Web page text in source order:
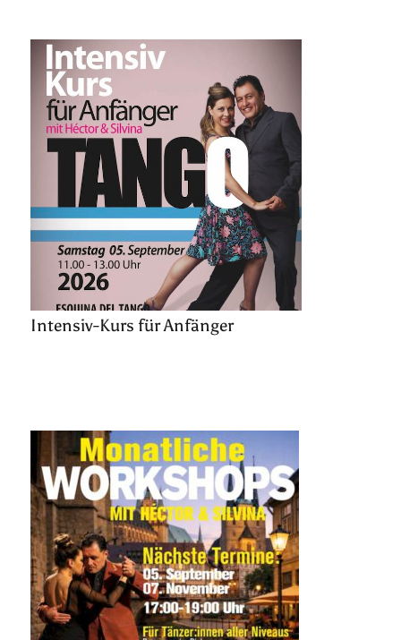
Intensiv-Kurs für Anfänger